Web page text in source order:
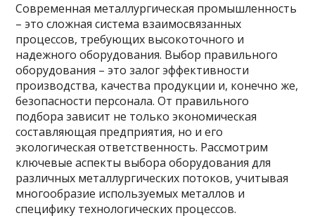
Современная металлургическая промышленность
– это сложная система взаимосвязанных
процессов, требующих высокоточного и
надежного оборудования. Выбор правильного
оборудования – это залог эффективности
производства, качества продукции и, конечно же,
безопасности персонала. От правильного
подбора зависит не только экономическая
составляющая предприятия, но и его
экологическая ответственность. Рассмотрим
ключевые аспекты выбора оборудования для
различных металлургических потоков, учитывая
многообразие используемых металлов и
специфику технологических процессов.